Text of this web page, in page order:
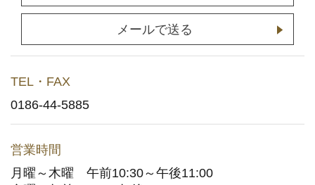
ホットペッパーグルメサイトへ
(ポイント利用はこちら)
お持ち帰りWeb予約
宅配デリバリー
メールで送る
TEL・FAX
0186-44-5885
営業時間
月曜～木曜 午前10:30～午後11:00